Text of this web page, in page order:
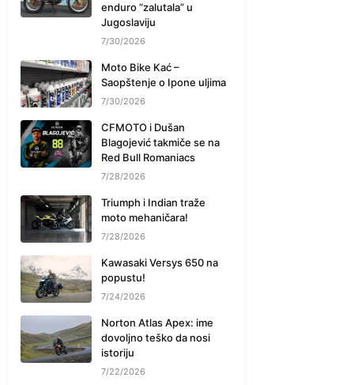
enduro “zalutala” u
Jugoslaviju
7/30/2026
Moto Bike Kać –
Saopštenje o Ipone uljima
7/30/2026
CFMOTO i Dušan
Blagojević takmiče se na
Red Bull Romaniacs
7/28/2026
Triumph i Indian traže
moto mehaničara!
7/28/2026
Kawasaki Versys 650 na
popustu!
7/24/2026
Norton Atlas Apex: ime
dovoljno teško da nosi
istoriju
7/22/2026